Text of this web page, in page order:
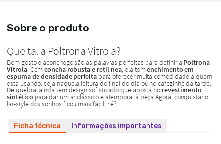
Sobre o produto
Ficha técnica Informações importantes